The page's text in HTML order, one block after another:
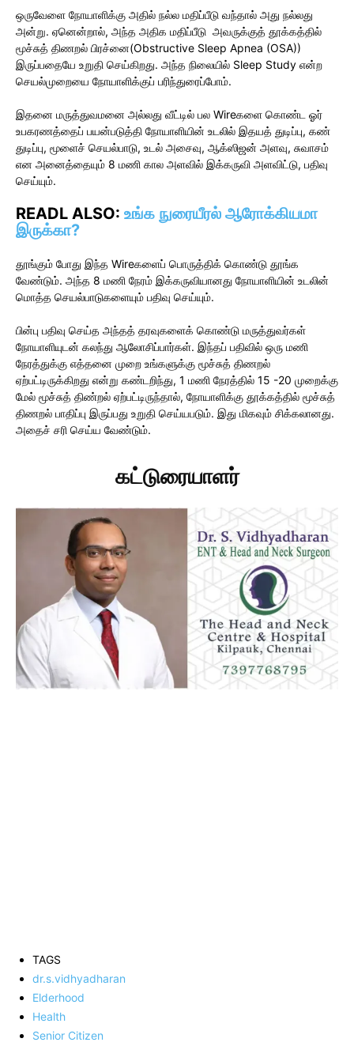
ஒருவேளை நோயாளிக்கு அதில் நல்ல மதிப்பீடு வந்தால் அது நல்லது
அன்று. ஏனென்றால், அந்த அதிக மதிப்பீடு அவருக்குத் தூக்கத்தில்
மூச்சுத் திணறல் பிரச்னை(Obstructive Sleep Apnea (OSA))
இருப்பதையே உறுதி செய்கிறது. அந்த நிலையில் Sleep Study என்ற
செயல்முறையை நோயாளிக்குப் பரிந்துரைப்போம்.
இதனை மருத்துவமனை அல்லது வீட்டில் பல Wireகளை கொண்ட ஓர்
உபகரணத்தைப் பயன்படுத்தி நோயாளியின் உடலில் இதயத் துடிப்பு, கண்
துடிப்பு, மூளைச் செயல்பாடு, உடல் அசைவு, ஆக்ஸிஜன் அளவு, சுவாசம்
என அனைத்தையும் 8 மணி கால அளவில் இக்கருவி அளவிட்டு, பதிவு
செய்யும்.
READL ALSO: உங்க நுரையீரல் ஆரோக்கியமா
இருக்கா?
தூங்கும் போது இந்த Wireகளைப் பொருத்திக் கொண்டு தூங்க
வேண்டும். அந்த 8 மணி நேரம் இக்கருவியானது நோயாளியின் உடலின்
மொத்த செயல்பாடுகளையும் பதிவு செய்யும்.
பின்பு பதிவு செய்த அந்தத் தரவுகளைக் கொண்டு மருத்துவர்கள்
நோயாளியுடன் கலந்து ஆலோசிப்பார்கள். இந்தப் பதிவில் ஒரு மணி
நேரத்துக்கு எத்தனை முறை உங்களுக்கு மூச்சுத் திணறல்
ஏற்பட்டிருக்கிறது என்று கண்டறிந்து, 1 மணி நேரத்தில் 15 -20 முறைக்கு
மேல் மூச்சுத் திண்றல் ஏற்பட்டிருந்தால், நோயாளிக்கு தூக்கத்தில் மூச்சுத்
திணறல் பாதிப்பு இருப்பது உறுதி செய்யபடும். இது மிகவும் சிக்கலானது.
அதைச் சரி செய்ய வேண்டும்.
கட்டுரையாளர்
TAGS
dr.s.vidhyadharan
Elderhood
Health
Senior Citizen